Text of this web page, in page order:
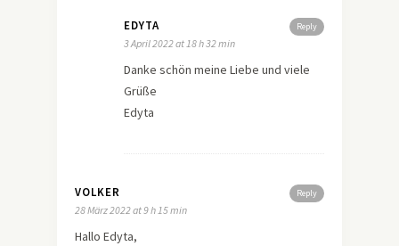
Reply
EDYTA
3 April 2022 at 18 h 32 min
Danke schön meine Liebe und viele
Grüße
Edyta
Reply
VOLKER
28 März 2022 at 9 h 15 min
Hallo Edyta,